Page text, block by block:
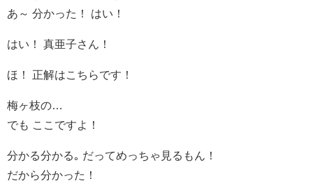
あ～ 分かった！ はい！
はい！ 真亜子さん！
ほ！ 正解はこちらです！
梅ヶ枝の…
でも ここですよ！
分かる分かる｡ だってめっちゃ見るもん！
だから分かった！